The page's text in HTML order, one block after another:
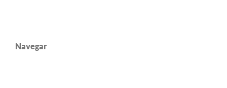
Navegar